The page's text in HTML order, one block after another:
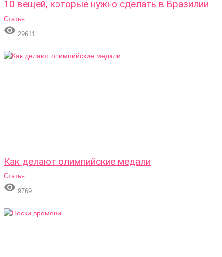
10 вещей, которые нужно сделать в Бразилии
Статья
 29611
Как делают олимпийские медали
Статья
 9769